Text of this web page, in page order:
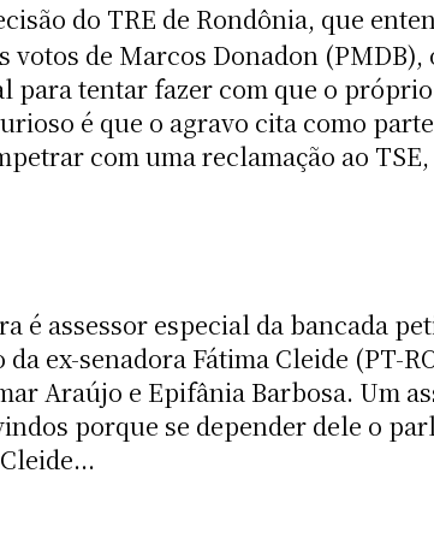
do TRE de Rondônia, que
de Marcos Donadon
para tentar fazer com que o
é que o agravo cita como
com uma reclamação ao
é assessor especial da bancada
ex-senadora Fátima Cleide (PT-
Araújo e Epifânia Barbosa. Um
porque se depender dele o